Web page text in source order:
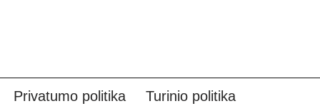
Privatumo politika
Turinio politika